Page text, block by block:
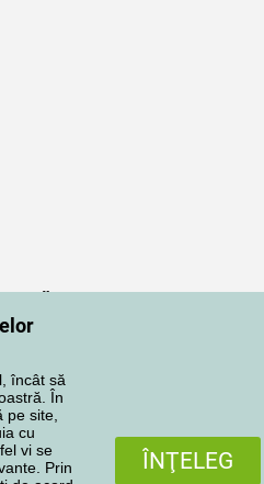
încât să
În
pe site,
cu
vi se
Prin
ÎNŢELEG